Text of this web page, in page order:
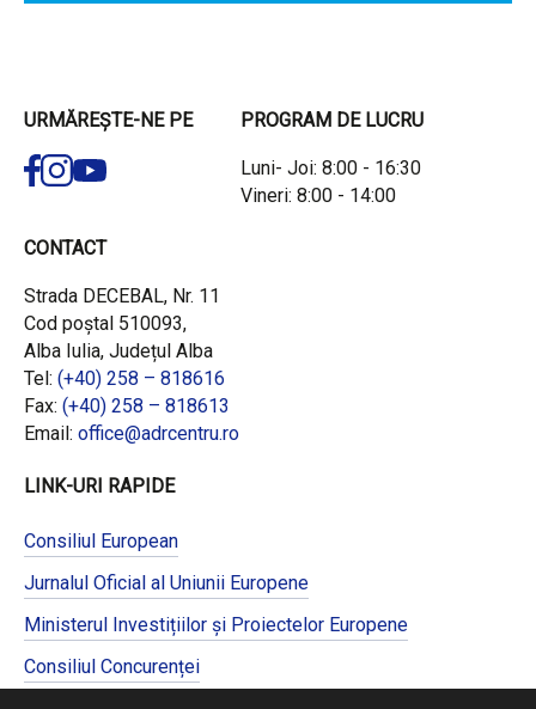
URMĂREȘTE-NE PE PROGRAM DE LUCRU
Luni- Joi: 8:00 - 16:30
Vineri: 8:00 - 14:00
CONTACT
Strada DECEBAL, Nr. 11
Cod poștal 510093,
Alba Iulia, Județul Alba
Tel: (+40) 258 – 818616
Fax: (+40) 258 – 818613
Email: office@adrcentru.ro
LINK-URI RAPIDE
Consiliul European
Jurnalul Oficial al Uniunii Europene
Ministerul Investițiilor și Proiectelor Europene
Consiliul Concurenței